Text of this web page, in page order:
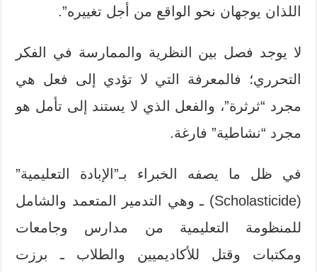
اللذان يوجهان نحو الواقع من أجل تغييره”.
لا يوجد فصل بين النظرية والممارسة في الفكر
التحرري؛ فالمعرفة التي لا تؤدي إلى فعل هي
مجرد “ثرثرة”، والفعل الذي لا يستند إلى تأمل هو
مجرد “نشاطية” فارغة.
في ظل ما يصفه الخبراء بـ”الإبادة التعليمية”
(Scholasticide) ـ وهي التدمير المتعمد والشامل
للمنظومة التعليمية من مدارس وجامعات
ومكتبات وقتل للأكاديميين والطلاب ـ برزت